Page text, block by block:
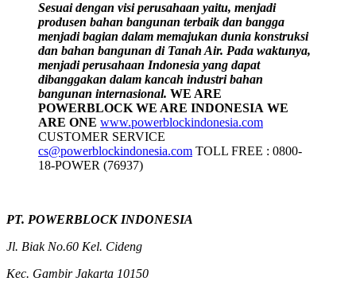
Sesuai dengan visi perusahaan yaitu, menjadi
produsen bahan bangunan terbaik dan bangga
menjadi bagian dalam memajukan dunia konstruksi
dan bahan bangunan di Tanah Air. Pada waktunya,
menjadi perusahaan Indonesia yang dapat
dibanggakan dalam kancah industri bahan
bangunan internasional. WE ARE
POWERBLOCK WE ARE INDONESIA WE
ARE ONE www.powerblockindonesia.com
CUSTOMER SERVICE
cs@powerblockindonesia.com TOLL FREE : 0800-
18-POWER (76937)
PT. POWERBLOCK INDONESIA
Jl. Biak No.60 Kel. Cideng
Kec. Gambir Jakarta 10150